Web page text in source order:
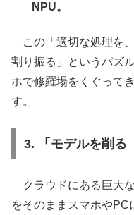
NPU。
この「適切な処理を
割り振る」というパズ
ホで修羅場をくぐって
す。
3. 「モデルを削る
クラウドにある巨大
をそのままスマホや